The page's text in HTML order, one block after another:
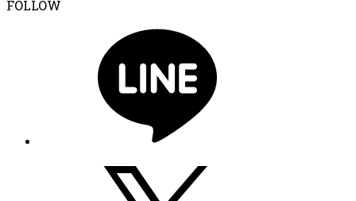
FOLLOW